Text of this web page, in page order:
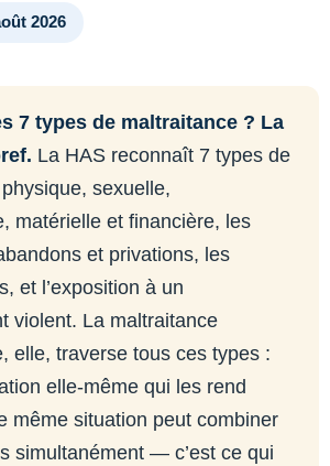
2026
7 types de maltraitance ? La
La HAS reconnaît 7 types de
sexuelle,
matérielle et financière, les
et privations, les
et l’exposition à un
violent. La maltraitance
elle, traverse tous ces types :
elle-même qui les rend
même situation peut combiner
simultanément — c’est ce qui